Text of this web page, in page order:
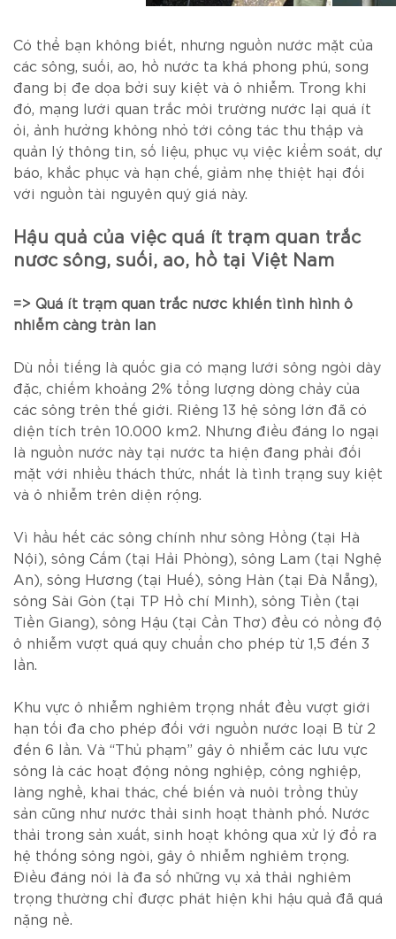
Có thể bạn không biết, nhưng nguồn nước mặt của
các sông, suối, ao, hồ nước ta khá phong phú, song
đang bị đe dọa bởi suy kiệt và ô nhiễm. Trong khi
đó, mạng lưới quan trắc môi trường nước lại quá ít
ỏi, ảnh hưởng không nhỏ tới công tác thu thập và
quản lý thông tin, số liệu, phục vụ việc kiểm soát, dự
báo, khắc phục và hạn chế, giảm nhẹ thiệt hại đối
với nguồn tài nguyên quý giá này.
Hậu quả của việc quá ít trạm quan trắc
nước sông, suối, ao, hồ tại Việt Nam
=> Quá ít trạm quan trắc nước khiến tình hình ô
nhiễm càng tràn lan
Dù nổi tiếng là quốc gia có mạng lưới sông ngòi dày
đặc, chiếm khoảng 2% tổng lượng dòng chảy của
các sông trên thế giới. Riêng 13 hệ sông lớn đã có
diện tích trên 10.000 km2. Nhưng điều đáng lo ngại
là nguồn nước này tại nước ta hiện đang phải đối
mặt với nhiều thách thức, nhất là tình trạng suy kiệt
và ô nhiễm trên diện rộng.
Vì hầu hết các sông chính như sông Hồng (tại Hà
Nội), sông Cấm (tại Hải Phòng), sông Lam (tại Nghệ
An), sông Hương (tại Huế), sông Hàn (tại Đà Nẵng),
sông Sài Gòn (tại TP Hồ chí Minh), sông Tiền (tại
Tiền Giang), sông Hậu (tại Cần Thơ) đều có nồng độ
ô nhiễm vượt quá quy chuẩn cho phép từ 1,5 đến 3
lần.
Khu vực ô nhiễm nghiêm trọng nhất đều vượt giới
hạn tối đa cho phép đối với nguồn nước loại B từ 2
đến 6 lần. Và “Thủ phạm” gây ô nhiễm các lưu vực
sông là các hoạt động nông nghiệp, công nghiệp,
làng nghề, khai thác, chế biến và nuôi trồng thủy
sản cũng như nước thải sinh hoạt thành phố. Nước
thải trong sản xuất, sinh hoạt không qua xử lý đổ ra
hệ thống sông ngòi, gây ô nhiễm nghiêm trọng.
Điều đáng nói là đa số những vụ xả thải nghiêm
trọng thường chỉ được phát hiện khi hậu quả đã quá
nặng nề.